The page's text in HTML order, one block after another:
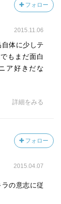
フォロー
2015.11.06
体に少しテ
もまだ面白
ア好きだな
詳細をみる
フォロー
2015.04.07
の意志に従